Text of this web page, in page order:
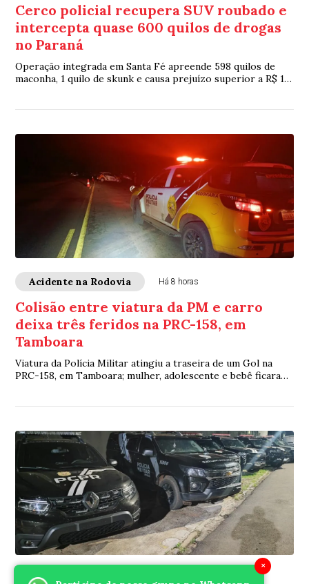
×
Cerco policial recupera SUV roubado e
intercepta quase 600 quilos de drogas
no Paraná
Operação integrada em Santa Fé apreende 598 quilos de
maconha, 1 quilo de skunk e causa prejuízo superior a R$ 1,2
Acidente na Rodovia Há 8 horas
Colisão entre viatura da PM e carro
deixa três feridos na PRC-158, em
Tamboara
Viatura da Polícia Militar atingiu a traseira de um Gol na
PRC-158, em Tamboara; mulher, adolescente e bebê ficaram
Ofensiva Policial